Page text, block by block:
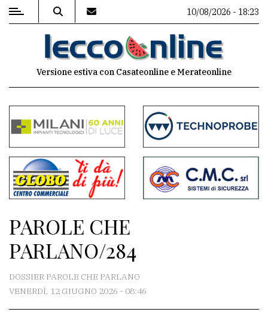
MENU
commenti
Contenuti
del
sito
Meteo
CONTATTI
10/08/2026 - 18:23
Versione estiva con Casateonline e Merateonline
PAROLE CHE
PARLANO/284
DOSSIER PAROLE CHE PARLANO
VENERDÌ, 12 GIUGNO 2026 - 08:46